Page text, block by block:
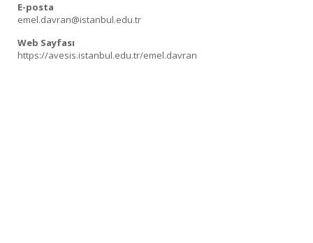
E-posta
emel.davran@istanbul.edu.tr
Web Sayfası
https://avesis.istanbul.edu.tr/emel.davran